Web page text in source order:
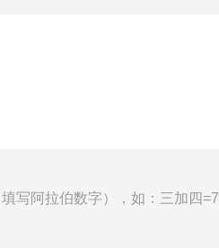
写阿拉伯数字），如：三加四=7